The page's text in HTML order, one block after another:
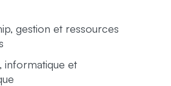
gestion et ressources
informatique et